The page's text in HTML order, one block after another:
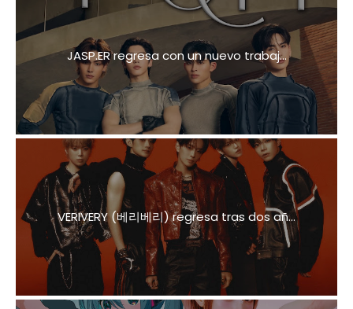
JASP.ER regresa con un nuevo trabaj...
VERIVERY (베리베리) regresa tras dos añ...